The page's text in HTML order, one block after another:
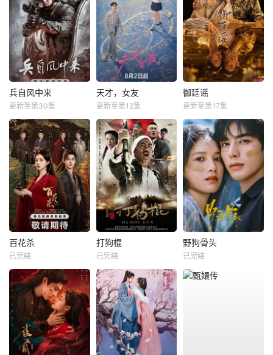
兵自风中来
更新至第30集
天才，女友
更新至第12集
御廷谣
更新至第17集
百花杀
已完结
打狗棍
已完结
野狗骨头
已完结